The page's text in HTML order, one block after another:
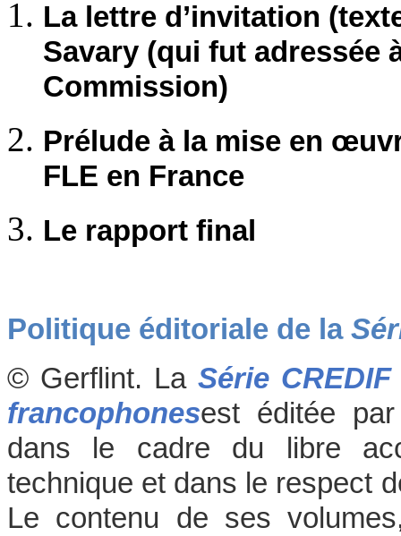
La lettre d’invitation
Savary (qui fut adressée
Commission)
Prélude à la mise en
FLE en France
Le rapport final
Politique éditoriale de la
© Gerflint. LaSérie CREDIF
francophonesest éditée
dans le cadre du libre
technique et dans le respect
Le contenu de ses